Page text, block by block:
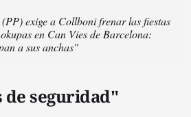
exige a Collboni frenar las fiestas
en Can Vies de Barcelona:
a sus anchas"
de seguridad"